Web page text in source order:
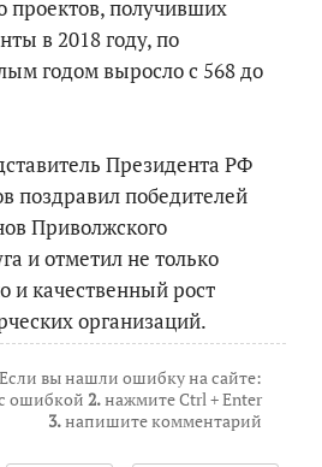
проектов, получивших
в 2018 году, по
годом выросло с 568 до
Президента РФ
поздравил победителей
Приволжского
и отметил не только
и качественный рост
организаций.
Если вы нашли ошибку на сайте:
ошибкой 2.нажмите Ctrl + Enter
3.напишите комментарий